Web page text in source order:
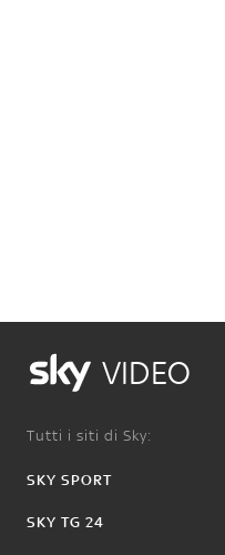
VIDEO
Tutti i siti di Sky:
SKY SPORT
SKY TG 24